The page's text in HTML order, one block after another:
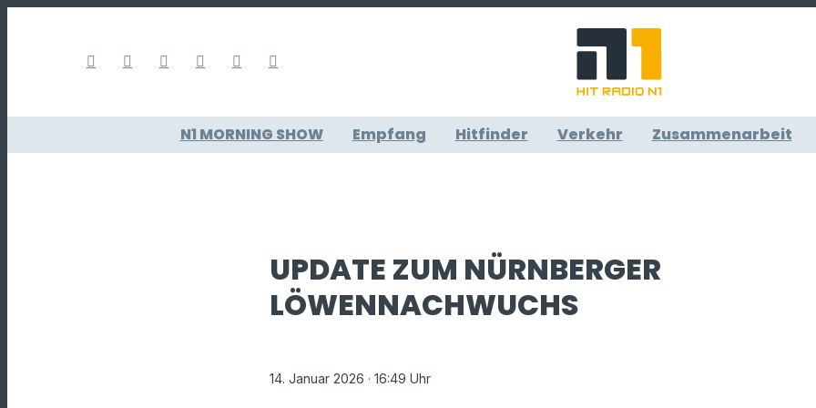
N1 MORNING SHOW Empfang Hitfinder Verkehr Zusammenarbeit
UPDATE ZUM NÜRNBERGER
LÖWENNACHWUCHS
14. Januar 2026 · 16:49 Uhr